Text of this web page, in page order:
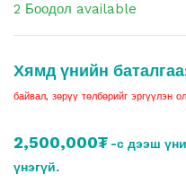
2 Боодол available
Хямд үнийн
байвал, зөрүү төлбөрийг эргүүлэн
2,500,000₮ -с дээш
үнэгүй.